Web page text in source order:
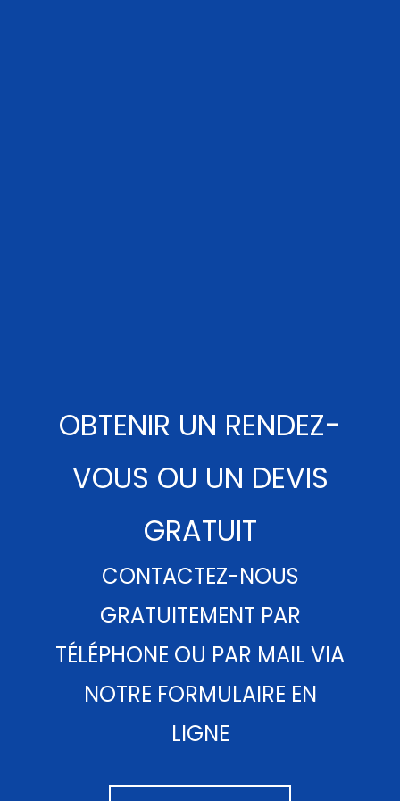
OBTENIR UN RENDEZ-
VOUS OU UN DEVIS
GRATUIT
CONTACTEZ-NOUS
GRATUITEMENT PAR
TÉLÉPHONE OU PAR MAIL VIA
NOTRE FORMULAIRE EN
LIGNE